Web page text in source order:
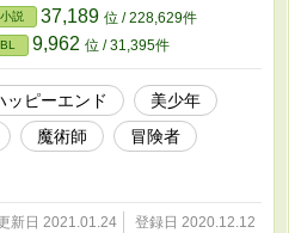
。 ※同じ「べあふら」で、小説家に
を載せるつもりですので、よろしく
小説 37,189 位 / 228,629件
BL 9,962 位 / 31,395件
ッピーエンド
美少年
魔術師
冒険者
新日 2021.01.24 登録日 2020.12.12